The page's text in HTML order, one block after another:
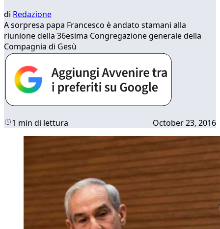
di Redazione
​A sorpresa papa Francesco è andato stamani alla
riunione della 36esima Congregazione generale della
Compagnia di Gesù
1 min di lettura October 23, 2016